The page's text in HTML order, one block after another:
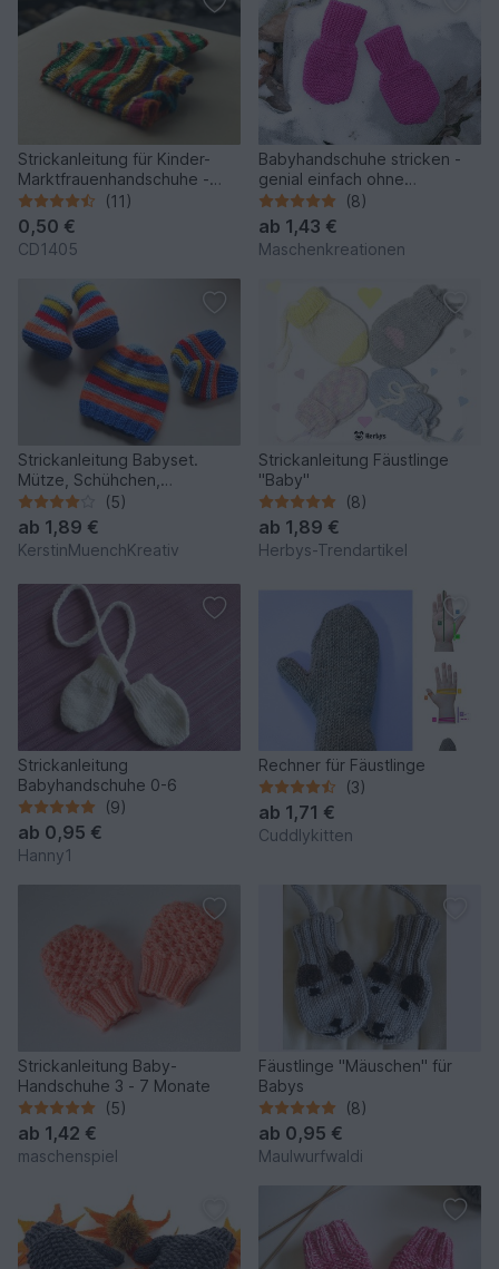
Strickanleitung für Kinder-
Marktfrauenhandschuhe -
Größe 1 (1 - 3 Jahre)
(11)
0,50 €
CD1405
Babyhandschuhe stricken -
genial einfach ohne
Nadelspiel!
(8)
ab 1,43 €
Maschenkreationen
Strickanleitung Babyset.
Mütze, Schühchen,
Handschuhe von 0-6
Monaten tragbar +
Größentabelle für größere
Größen
(5)
ab 1,89 €
KerstinMuenchKreativ
Strickanleitung Fäustlinge
"Baby"
(8)
ab 1,89 €
Herbys-Trendartikel
Strickanleitung
Babyhandschuhe 0-6
(9)
ab 0,95 €
Hanny1
Rechner für Fäustlinge
(3)
ab 1,71 €
Cuddlykitten
Strickanleitung Baby-
Handschuhe 3 - 7 Monate
(5)
ab 1,42 €
maschenspiel
Fäustlinge "Mäuschen" für
Babys
(8)
ab 0,95 €
Maulwurfwaldi